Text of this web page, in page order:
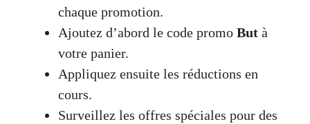
chaque promotion.
Ajoutez d’abord le code promo But à
votre panier.
Appliquez ensuite les réductions en
cours.
Surveillez les offres spéciales pour des